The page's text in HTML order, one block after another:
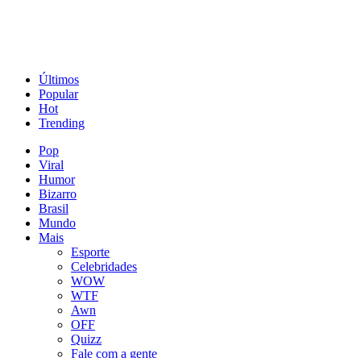
Últimos
Popular
Hot
Trending
Pop
Viral
Humor
Bizarro
Brasil
Mundo
Mais
Esporte
Celebridades
WOW
WTF
Awn
OFF
Quizz
Fale com a gente